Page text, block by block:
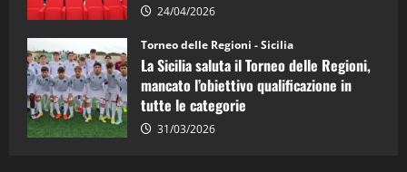
24/04/2026
Torneo delle Regioni - Sicilia
La Sicilia saluta il Torneo delle Regioni,
mancato l’obiettivo qualificazione in
tutte le categorie
31/03/2026